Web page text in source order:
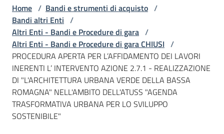
telematici
L'Agenzia
Bandi
e
strumenti
Home / Bandi e strumenti di acquisto /
Bandi altri Enti /
Altri Enti - Bandi e Procedure di gara /
Altri Enti - Bandi e Procedure di gara CHIUSI /
PROCEDURA APERTA PER L’AFFIDAMENTO DEI LAVORI
INERENTI L’ INTERVENTO AZIONE 2.7.1 - REALIZZAZIONE
DI "L'ARCHITETTURA URBANA VERDE DELLA BASSA
ROMAGNA" NELL'AMBITO DELL'ATUSS "AGENDA
TRASFORMATIVA URBANA PER LO SVILUPPO
SOSTENIBILE"